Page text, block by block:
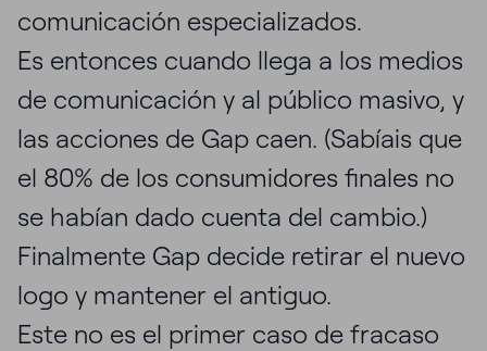
comunicación especializados.
Es entonces cuando llega a los medios
de comunicación y al público masivo, y
las acciones de Gap caen. (Sabíais que
el 80% de los consumidores finales no
se habían dado cuenta del cambio.)
Finalmente Gap decide retirar el nuevo
logo y mantener el antiguo.
Este no es el primer caso de fracaso